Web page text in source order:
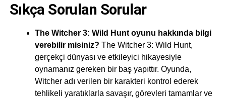
Sıkça Sorulan Sorular
The Witcher 3: Wild Hunt oyunu hakkında bilgi
verebilir misiniz? The Witcher 3: Wild Hunt,
gerçekçi dünyası ve etkileyici hikayesiyle
oynamanız gereken bir baş yapıttır. Oyunda,
Witcher adı verilen bir karakteri kontrol ederek
tehlikeli yaratıklarla savaşır, görevleri tamamlar ve